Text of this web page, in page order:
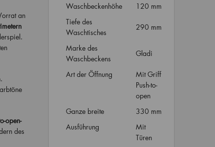
an
open-
des
Waschbeckenhöhe
120 mm
Tiefe des
Waschtisches
290 mm
Marke des
Waschbeckens
Gladi
Art der Öffnung
Mit Griff
Push-to-
open
Ganze breite
330 mm
Ausführung
Mit
Türen